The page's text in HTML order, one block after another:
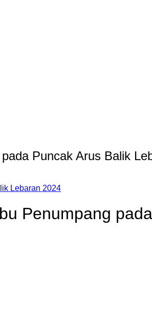
Puncak Arus Balik
Lebaran 2024
Penumpang